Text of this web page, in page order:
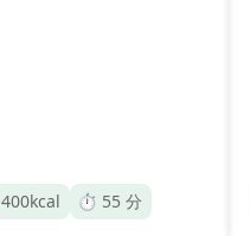
400kcal ⏱️ 55 分